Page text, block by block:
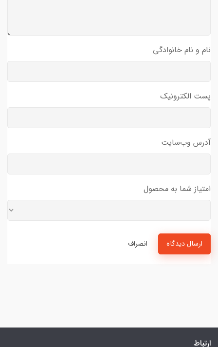
نام و نام خانوادگی
پست الکترونیک
آدرس وب‌سایت
امتیاز شما به محصول
ارسال دیدگاه انصراف
ارتباط